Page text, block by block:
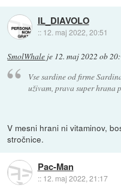
IL_DIAVOLO
:: 12. maj 2022, 20:51
SmolWhale je 12. maj 2022 ob
Vse sardine od firme
uživam, prava super hrana
V mesni hrani ni vitaminov,
stročnice.
Pac-Man
:: 12. maj 2022, 21:17